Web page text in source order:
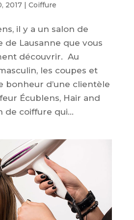
2017| Coiffure
il y a un salon de
de Lausanne que vous
découvrir. Au
les coupes et
bonheur d’une clientèle
Écublens, Hair and
de coiffure qui...